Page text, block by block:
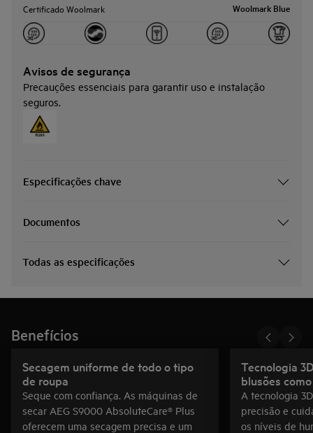
Certificado Woolmark Woolmark Blue
Avisos de segurança
Precauções essenciais para garantir uso e instalação
seguros.
Especificações chave
Documentos
Todas as especificações
Benefícios
Secagem uniforme de todo o tipo
de roupa
Seque com confiança. As máquinas de
secar AEG S9000 AbsoluteCare® Plus
oferecem uma secagem precisa e um
Tecnologia
blusões
A tecnologia
precisão e
os níveis de